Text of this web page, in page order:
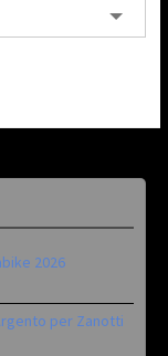
2026
per Zanotti